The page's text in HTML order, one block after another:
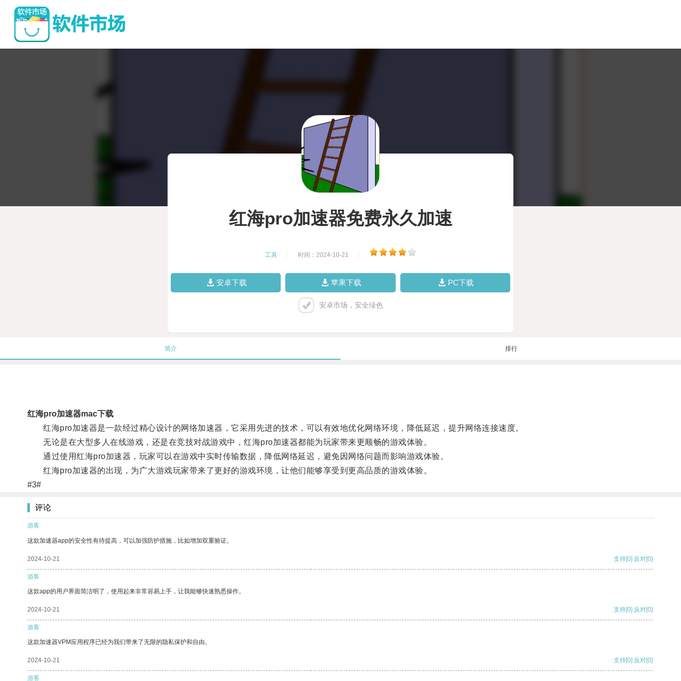
红海pro加速器免费永久加速
工具 时间：2024-10-21
安卓下载 苹果下载 PC下载
安卓市场，安全绿色
简介 排行
红海pro加速器mac下载
红海pro加速器是一款经过精心设计的网络加速器，它采用先进的技术，可以有效地优化网络环境，降低延迟，提升网络连接速度。
无论是在大型多人在线游戏，还是在竞技对战游戏中，红海pro加速器都能为玩家带来更顺畅的游戏体验。
通过使用红海pro加速器，玩家可以在游戏中实时传输数据，降低网络延迟，避免因网络问题而影响游戏体验。
红海pro加速器的出现，为广大游戏玩家带来了更好的游戏环境，让他们能够享受到更高品质的游戏体验。
#3#
评论
游客
这款加速器app的安全性有待提高，可以加强防护措施，比如增加双重验证。
2024-10-21 支持[0] 反对[0]
游客
这款app的用户界面简洁明了，使用起来非常容易上手，让我能够快速熟悉操作。
2024-10-21 支持[0] 反对[0]
游客
这款加速器VPM应用程序已经为我们带来了无限的隐私保护和自由。
2024-10-21 支持[0] 反对[0]
游客